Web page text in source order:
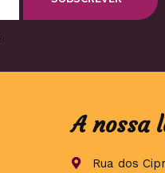
A nossa
Rua dos